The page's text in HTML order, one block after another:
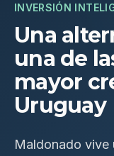
INVERSIÓN
Una
una de
mayor
Uruguay
Maldonado vive